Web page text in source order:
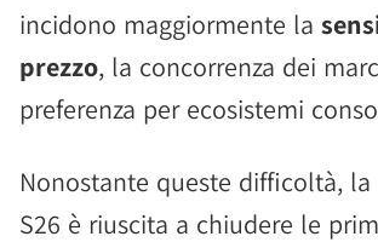
incidono maggiormente la
prezzo, la concorrenza dei
preferenza per ecosistemi
Nonostante queste difficoltà, la
S26 è riuscita a chiudere le